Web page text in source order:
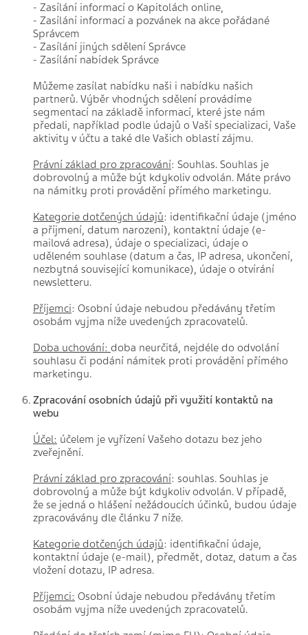
- Zasílání informací o Kapitolách online,
- Zasílání informací a pozvánek na akce pořádané
Správcem
- Zasílání jiných sdělení Správce
- Zasílání nabídek Správce
Můžeme zasílat nabídku naši i nabídku našich
partnerů. Výběr vhodných sdělení provádíme
segmentací na základě informací, které jste nám
předali, například podle údajů o Vaší specializaci, Vaše
aktivity v účtu a také dle Vašich oblastí zájmu.
Právní základ pro zpracování: Souhlas. Souhlas je
dobrovolný a může být kdykoliv odvolán. Máte právo
na námitky proti provádění přímého marketingu.
Kategorie dotčených údajů: identifikační údaje (jméno
a příjmení, datum narození), kontaktní údaje (e-
mailová adresa), údaje o specializaci, údaje o
uděleném souhlase (datum a čas, IP adresa, ukončení,
nezbytná související komunikace), údaje o otvírání
newsletteru.
Příjemci: Osobní údaje nebudou předávány třetím
osobám vyjma níže uvedených zpracovatelů.
Doba uchování: doba neurčitá, nejdéle do odvolání
souhlasu či podání námitek proti provádění přímého
marketingu.
Zpracování osobních údajů při využití kontaktů na
webu
Účel: účelem je vyřízení Vašeho dotazu bez jeho
zveřejnění.
Právní základ pro zpracování: souhlas. Souhlas je
dobrovolný a může být kdykoliv odvolán. V případě,
že se jedná o hlášení nežádoucích účinků, budou údaje
zpracovávány dle článku 7 níže.
Kategorie dotčených údajů: identifikační údaje,
kontaktní údaje (e-mail), předmět, dotaz, datum a čas
vložení dotazu, IP adresa.
Příjemci: Osobní údaje nebudou předávány třetím
osobám vyjma níže uvedených zpracovatelů.